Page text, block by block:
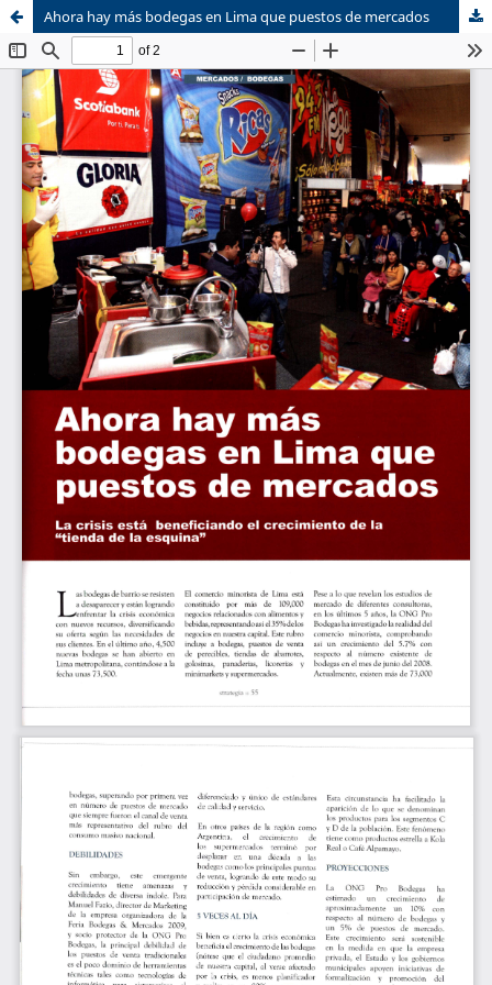
Sistema de
Bibliotecas
Centro de Negocios
CENTRUM
Ahora hay más bodegas en Lima que puestos de mercados